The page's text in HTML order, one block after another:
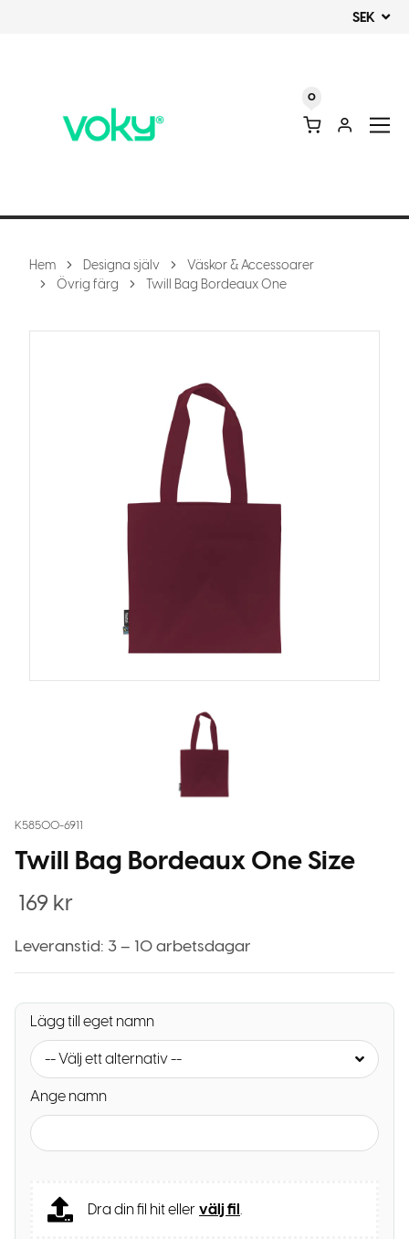
SEK
0
Hem Designa själv
Väskor & Accessoarer
Övrig färg
Twill Bag Bordeaux One
K58500-6911
Twill Bag Bordeaux One Size
169 kr
Leveranstid: 3 – 10 arbetsdagar
Lägg till eget namn
-- Välj ett alternativ --
Ange namn
Dra din fil hit eller välj fil.